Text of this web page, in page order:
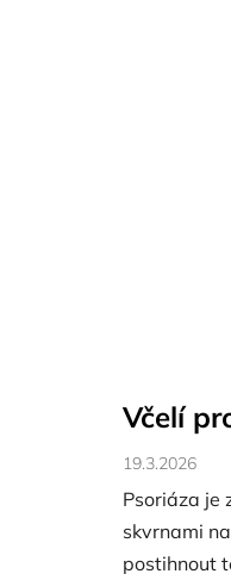
Včelí
19.3.2026
Psoriáza je
skvrnami
postihnout